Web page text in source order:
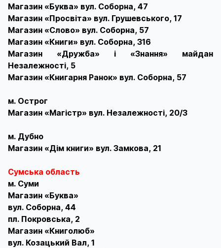
Магазин «Буква» вул. Соборна, 47
Магазин «Просвіта» вул. Грушевського, 17
Магазин «Слово» вул. Соборна, 57
Магазин «Книги» вул. Соборна, 316
Магазин «Дружба» і «Знання» майдан
Незалежності, 5
Магазин «Книгарня Ранок» вул. Соборна, 57
м. Острог
Магазин «Магістр» вул. Незалежності, 20/3
м. Дубно
Магазин «Дім книги» вул. Замкова, 21
Сумська область
м. Суми
Магазин «Буква»
вул. Соборна, 44
пл. Покровська, 2
Магазин «Книголюб»
вул. Козацький Вал, 1